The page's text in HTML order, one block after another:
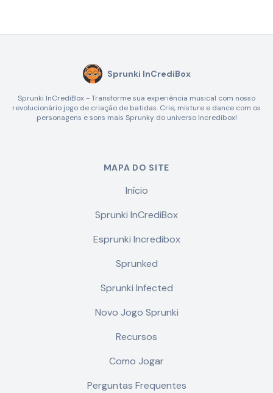
Sprunki InCrediBox
Sprunki InCrediBox - Transforme sua experiência musical com nosso
revolucionário jogo de criação de batidas. Crie, misture e dance com os
personagens e sons mais Sprunky do universo Incredibox!
MAPA DO SITE
Início
Sprunki InCrediBox
Esprunki Incredibox
Sprunked
Sprunki Infected
Novo Jogo Sprunki
Recursos
Como Jogar
Perguntas Frequentes